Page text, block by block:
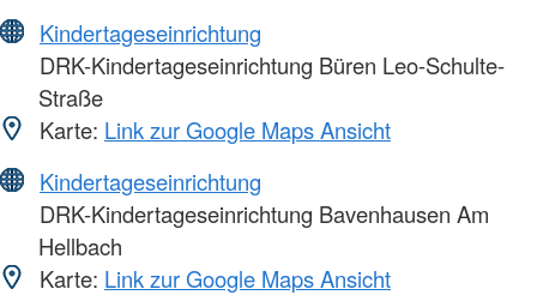
Kindertageseinrichtung
DRK-Kindertageseinrichtung Büren Leo-Schulte-
Straße
Karte: Link zur Google Maps Ansicht
Kindertageseinrichtung
DRK-Kindertageseinrichtung Bavenhausen Am
Hellbach
Karte: Link zur Google Maps Ansicht